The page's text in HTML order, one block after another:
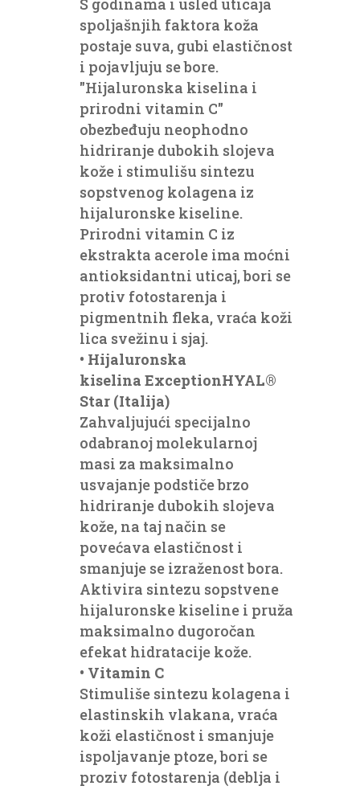
spoljašnjih faktora koža
postaje suva, gubi elastičnost
i pojavljuju se bore.
"Hijaluronska kiselina i
prirodni vitamin C"
obezbeđuju neophodno
hidriranje dubokih slojeva
kože i stimulišu sintezu
sopstvenog kolagena iz
hijaluronske kiseline.
Prirodni vitamin C iz
ekstrakta acerole ima moćni
antioksidantni uticaj, bori se
protiv fotostarenja i
pigmentnih fleka, vraća koži
lica svežinu i sjaj.
• Hijaluronska
kiselina ЕхсерtionHYAL®
Star (Italija)
Zahvaljujući specijalno
odabranoj molekularnoj
masi za maksimalno
usvajanje podstiče brzo
hidriranje dubokih slojeva
kože, na taj način se
povećava elastičnost i
smanjuje se izraženost bora.
Aktivira sintezu sopstvene
hijaluronske kiseline i pruža
maksimalno dugoročan
efekat hidratacije kože.
• Vitamin С
Stimuliše sintezu kolagena i
elastinskih vlakana, vraća
koži elastičnost i smanjuje
ispoljavanje ptoze, bori se
proziv fotostarenja (deblja i